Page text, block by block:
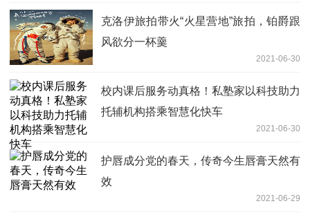
克洛伊旅拍带火“火星营地”旅拍，铂爵跟
风欲分一杯羹
2021-06-30
校内课后服务动真格！私塾家以科技助力
托辅机构搭乘智慧化快车
2021-06-30
护唇成分党的春天，传奇今生唇膏天然有
效
2021-06-29